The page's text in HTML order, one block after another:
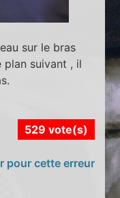
sur le bras
plan suivant , il
529 vote(s)
pour cette erreur